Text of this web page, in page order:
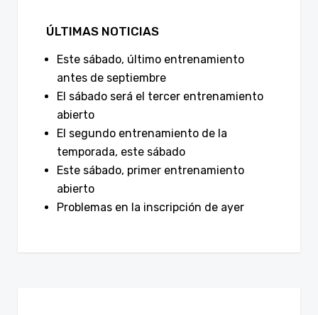
ÚLTIMAS NOTICIAS
Este sábado, último entrenamiento
antes de septiembre
El sábado será el tercer entrenamiento
abierto
El segundo entrenamiento de la
temporada, este sábado
Este sábado, primer entrenamiento
abierto
Problemas en la inscripción de ayer